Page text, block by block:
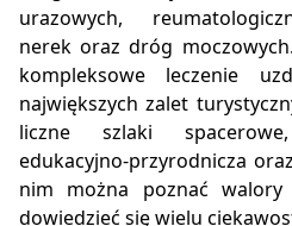
urazowych,
nerek oraz dróg
kompleksowe leczenie
największych zalet
liczne szlaki
edukacyjno-przyrodnicza
nim można poznać
dowiedzieć się wielu